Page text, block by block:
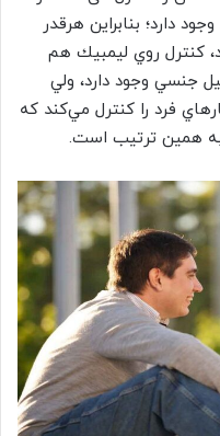
دارد؛ بنابراين هرقدر
كنترل روي ليمبيك هم
جنسي وجود دارد، ولي
فرد را كنترل مي‌كند که
به همين ترتيب است.